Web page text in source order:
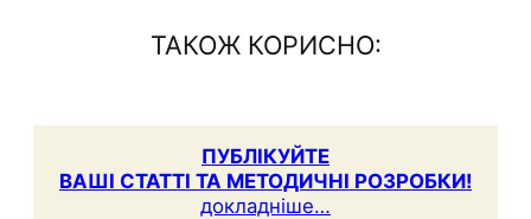
ТАКОЖ КОРИСНО:
ПУБЛІКУЙТЕ
ВАШІ СТАТТІ ТА МЕТОДИЧНІ РОЗРОБКИ!
докладніше…